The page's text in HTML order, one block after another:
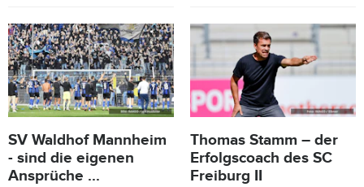
SV Waldhof Mannheim
- sind die eigenen
Ansprüche ...
Thomas Stamm – der
Erfolgscoach des SC
Freiburg II